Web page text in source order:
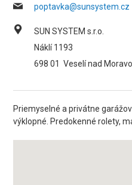
poptavka@sunsystem.cz
SUN SYSTEM s.r.o.
Náklí 1193
698 01 Veselí nad
Priemyselné a privátne
výklopné. Predokenné rolety,